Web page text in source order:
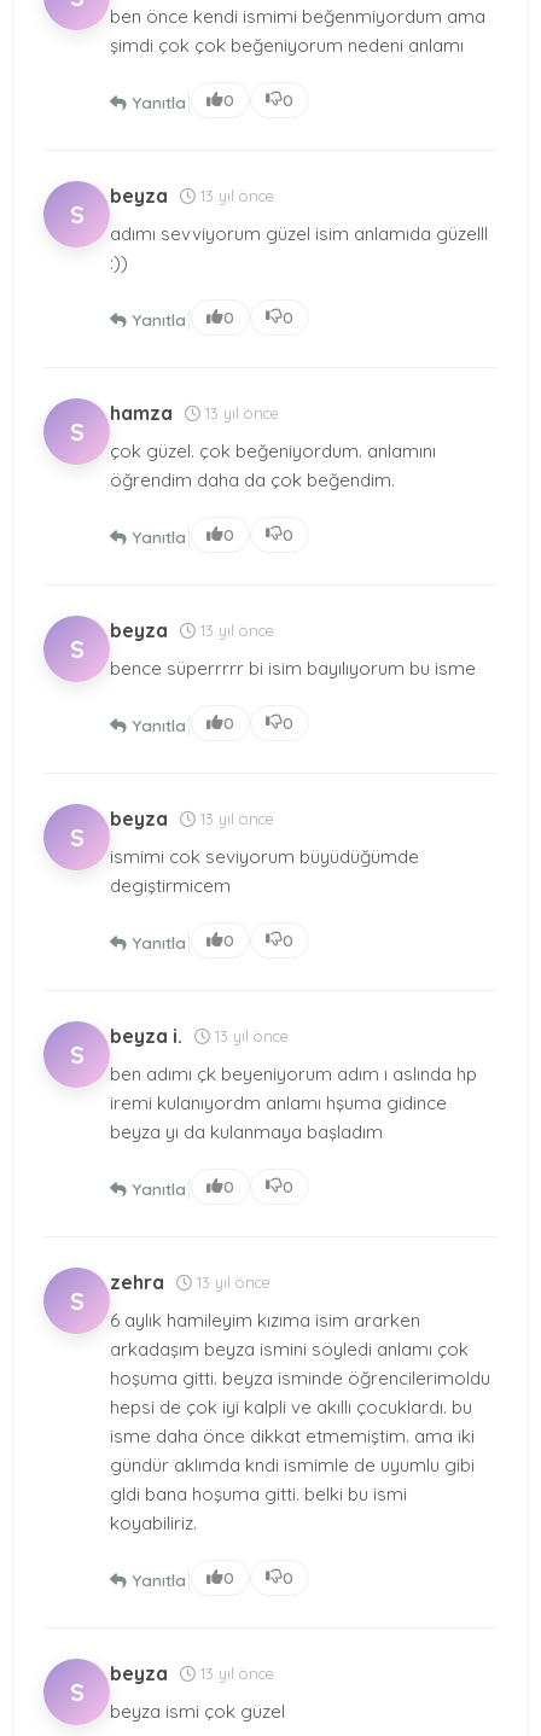
ben önce kendi ismimi beğenmiyordum ama
şimdi çok çok beğeniyorum nedeni anlamı
Yanıtla 0 0
S
beyza 13 yıl önce
adımı sevviyorum güzel isim anlamıda güzelll
:))
Yanıtla 0 0
S
hamza 13 yıl önce
çok güzel. çok beğeniyordum. anlamını
öğrendim daha da çok beğendim.
Yanıtla 0 0
S
beyza 13 yıl önce
bence süperrrrr bi isim bayılıyorum bu isme
Yanıtla 0 0
S
beyza 13 yıl önce
ismimi cok seviyorum büyüdüğümde
degiştirmicem
Yanıtla 0 0
S
beyza i. 13 yıl önce
ben adımı çk beyeniyorum adım ı aslında hp
iremi kulanıyordm anlamı hşuma gidince
beyza yı da kulanmaya başladım
Yanıtla 0 0
S
zehra 13 yıl önce
6 aylık hamileyim kızıma isim ararken
arkadaşım beyza ismini söyledi anlamı çok
hoşuma gitti. beyza isminde öğrencilerimoldu
hepsi de çok iyi kalpli ve akıllı çocuklardı. bu
isme daha önce dikkat etmemiştim. ama iki
gündür aklımda kndi ismimle de uyumlu gibi
gldi bana hoşuma gitti. belki bu ismi
koyabiliriz.
Yanıtla 0 0
S
beyza 13 yıl önce
beyza ismi çok güzel